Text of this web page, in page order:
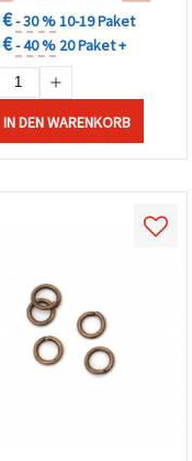
- 30 %10-19 Paket
- 40 % 20 Paket +
IN DEN WARENKORB